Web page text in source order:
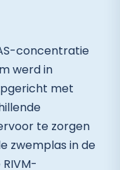
concentratie
werd in
met
te zorgen
zwemplas in de